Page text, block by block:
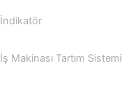
İndikatör
İş Makinası Tartım Sistemi